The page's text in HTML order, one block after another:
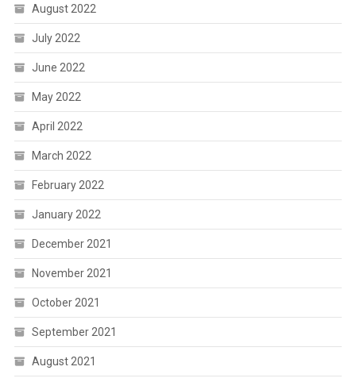
August 2022
July 2022
June 2022
May 2022
April 2022
March 2022
February 2022
January 2022
December 2021
November 2021
October 2021
September 2021
August 2021